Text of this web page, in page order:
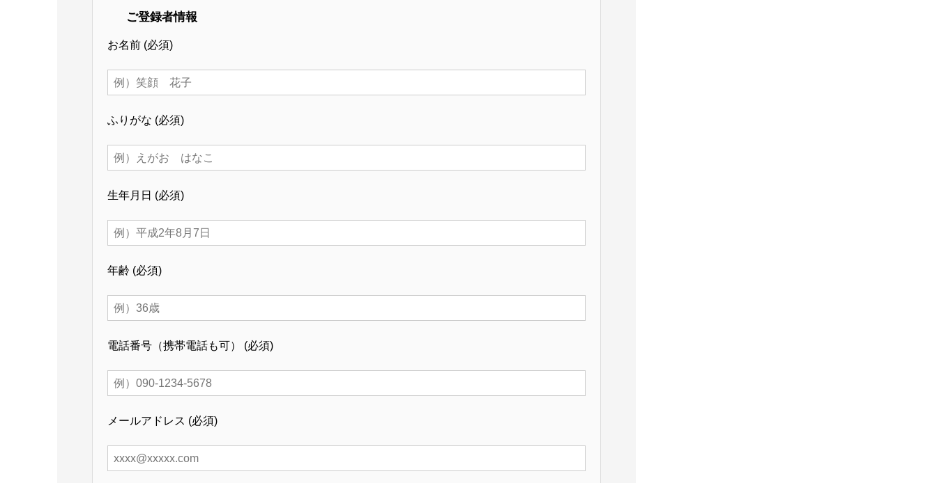
ご登録者情報
お名前 (必須)
ふりがな (必須)
生年月日 (必須)
年齢 (必須)
電話番号（携帯電話も可） (必須)
メールアドレス (必須)